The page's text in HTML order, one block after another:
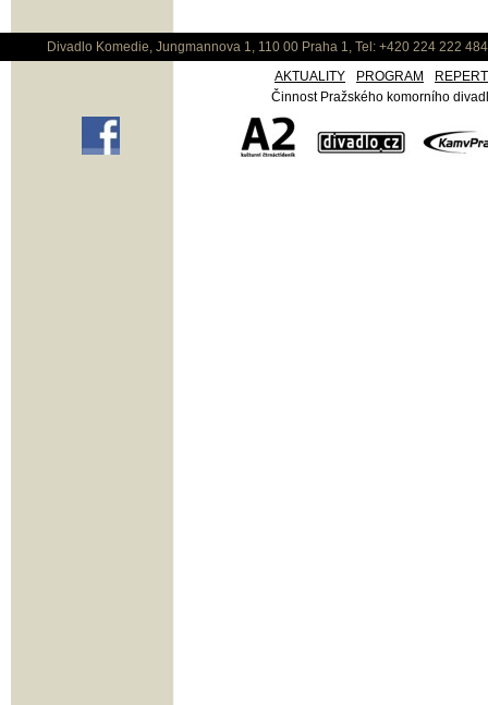
Divadlo Komedie, Jungmannova 1, 110 00 Praha 1, Tel: +420 224 222
AKTUALITY
PROGRAM
Činnost Pražského komorního